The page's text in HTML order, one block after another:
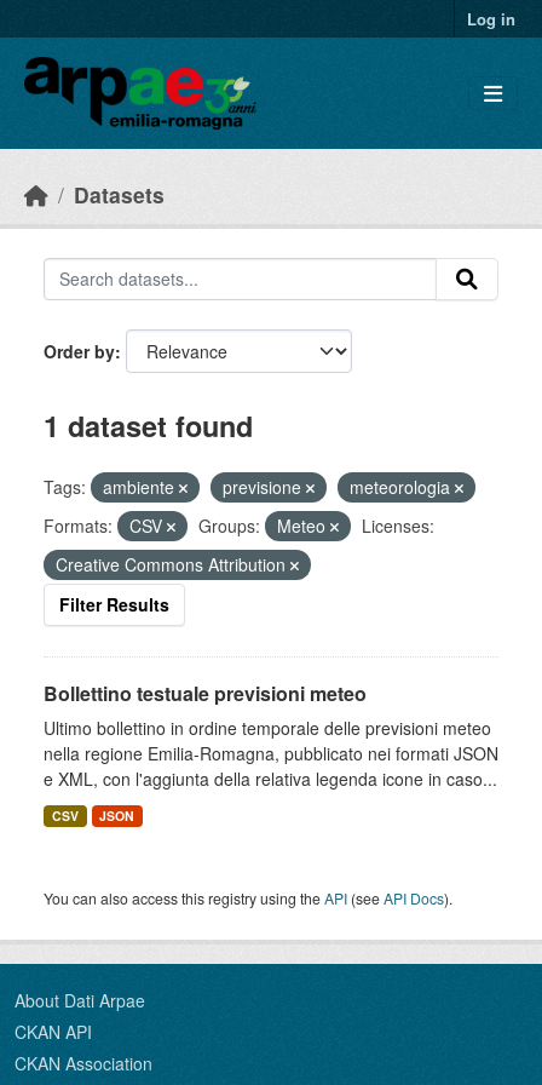
Log in
Datasets
Order by
1 dataset found
Tags: ambiente previsione
meteorologia
Formats:
CSV Groups: Meteo
Licenses:
Creative Commons Attribution
Filter Results
Bollettino testuale previsioni meteo
Ultimo bollettino in ordine temporale delle previsioni meteo
nella regione Emilia-Romagna, pubblicato nei formati JSON
e XML, con l'aggiunta della relativa legenda icone in caso...
CSV JSON
You can also access this registry using theAPI (seeAPI Docs).
About Dati Arpae
CKAN API
CKAN Association